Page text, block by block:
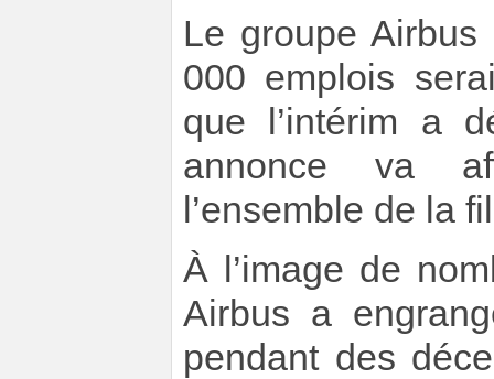
Le groupe
000 emplois
que l’intérim a
annonce va
l’ensemble de la
À l’image de
Airbus a
pendant des